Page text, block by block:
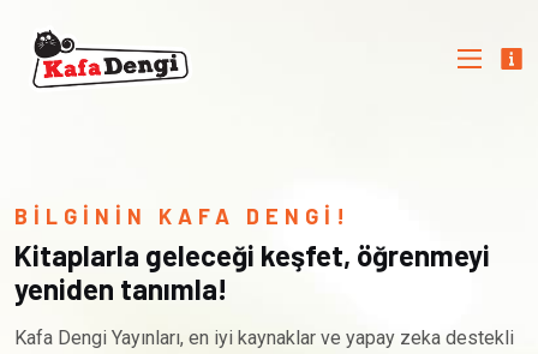
BİLGİNİN KAFA DENGİ!
Kitaplarla geleceği keşfet, öğrenmeyi
yeniden tanımla!
Kafa Dengi Yayınları, en iyi kaynaklar ve yapay zeka destekli